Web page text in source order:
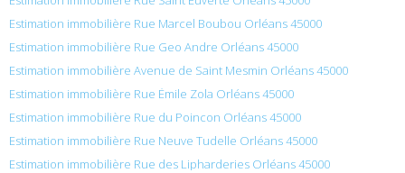
Estimation immobilière Rue Marcel Boubou Orléans 45000
Estimation immobilière Rue Geo Andre Orléans 45000
Estimation immobilière Avenue de Saint Mesmin Orléans 45000
Estimation immobilière Rue Émile Zola Orléans 45000
Estimation immobilière Rue du Poincon Orléans 45000
Estimation immobilière Rue Neuve Tudelle Orléans 45000
Estimation immobilière Rue des Lipharderies Orléans 45000